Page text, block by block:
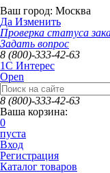
Ваш город: Москва
Да Изменить
Проверка статуса
Задать вопрос
8 (800)-333-42-63
1C Интерес
Open
8 (800)-333-42-63
Ваша корзина:
0
пуста
Вход
Регистрация
Каталог товаров